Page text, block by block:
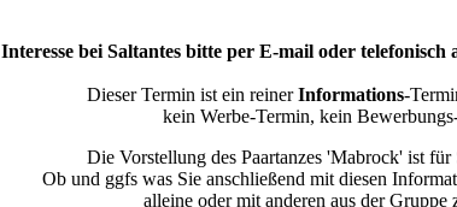
Interesse bei Saltantes bitte per E-mail oder
Dieser Termin ist ein reinerInformations-
kein Werbe-Termin, kein
Die Vorstellung des Paartanzes 'Mabrock' ist
Ob und ggfs was Sie anschließend mit diesen
alleine oder mit anderen aus der Gruppe